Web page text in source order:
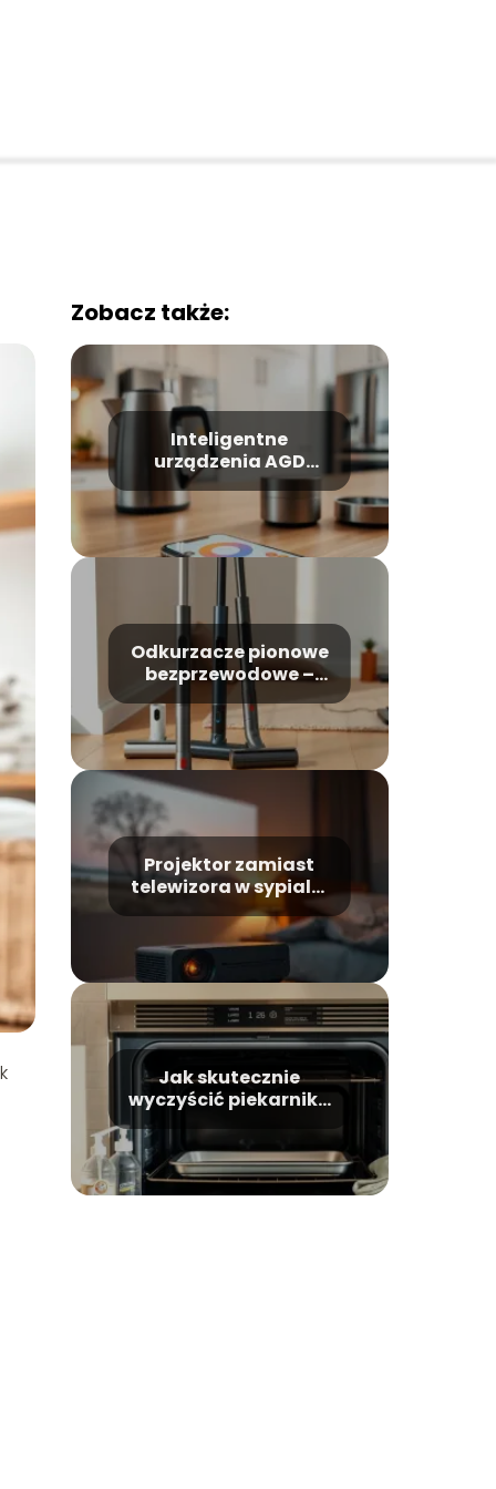
Zobacz także:
Inteligentne
urządzenia AGD
sterowane
smartfonem –
przegląd
Odkurzacze pionowe
bezprzewodowe –
ranking najlepszych
modeli
Projektor zamiast
telewizora w sypialni
– wady i zalety
Jak skutecznie
wyczyścić piekarnik z